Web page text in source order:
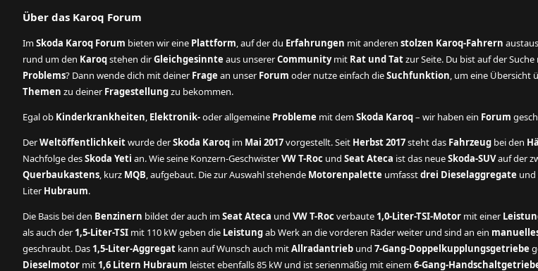
Über das Karoq Forum
ImSkoda Karoq Forum bieten wir eine Plattform, auf der du Erfahrungen mit anderen stolzen Karoq-Fahrern
rund um den Karoqstehen dirGleichgesinnte aus unsererCommunitymit Rat und Tatzur Seite. Du bist auf der Suche
Problems? Dann wende dich mit deiner Frage an unser Forum oder nutze einfach dieSuchfunktion, um eine Übersicht
Themen zu deiner Fragestellungzu bekommen.
Egal ob Kinderkrankheiten, Elektronik-oder allgemeine Probleme mit demSkoda Karoq– wir haben ein Forum
DerWeltöffentlichkeitwurde derSkoda Karoq im Mai 2017vorgestellt. Seit Herbst 2017steht das Fahrzeug bei den
Nachfolge desSkoda Yeti an. Wie seine Konzern-GeschwisterVW T-Roc und Seat Ateca ist das neueSkoda-SUVauf der
Querbaukastens, kurz MQB, aufgebaut. Die zur Auswahl stehende Motorenpalette umfasstdrei Dieselaggregate und
Liter Hubraum.
Die Basis bei den Benzinern bildet der auch imSeat Ateca und VW T-Rocverbaute 1,0-Liter-TSI-Motor mit einer
als auch der 1,5-Liter-TSI mit 110 kW geben die Leistungab Werk an die vorderen Räder weiter und sind an ein
geschraubt. Das 1,5-Liter-Aggregat kann auf Wunsch auch mitAllradantrieb und 7-Gang-Doppelkupplungsgetriebe
Dieselmotor mit 1,6 Litern Hubraum leistet ebenfalls 85 kW und ist serienmäßig mit einem6-Gang-